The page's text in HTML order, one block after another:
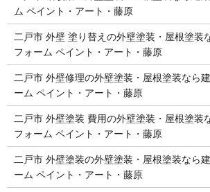
ム ペイント・アート・藤原
二戸市 外壁 塗り替えの外壁塗装・屋根塗装
フォーム ペイント・アート・藤原
二戸市 外壁修理の外壁塗装・屋根塗装なら
ーム ペイント・アート・藤原
二戸市 外壁塗装 費用の外壁塗装・屋根塗装
フォーム ペイント・アート・藤原
二戸市 外壁塗装の外壁塗装・屋根塗装なら
ーム ペイント・アート・藤原